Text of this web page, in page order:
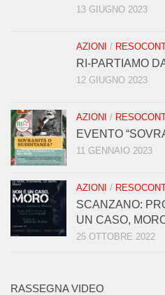
13 GIUGNO 2023
AZIONI /
RI-PARTIAMO
12 GIUGNO 2023
AZIONI /
EVENTO
11 GENNAIO 2023
AZIONI /
SCANZANO:
UN CASO,
25 OTTOBRE 2022
RASSEGNA VIDEO